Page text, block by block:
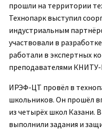
прошли на территории
Технопарк выступил
индустриальным
участвовали в
работали в экспертных
преподавателями
ИРЭФ-ЦТ провёл в
школьников. Он прошёл
из четырёх школ Казани.
выполнили задания и